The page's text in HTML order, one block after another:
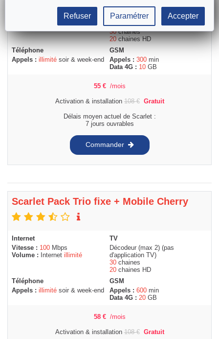
Mbps
Internetillimité
TV
Décodeur (max 2) (pas
d'application TV)
30chaines
20chaines HD
Téléphone
Appels : illimité soir & week-end
GSM
Appels : 300 min
Data 4G : 10 GB
55 € /mois
Activation & installation108€ Gratuit
Délais moyen actuel de Scarlet :
7 jours ouvrables
Commander
Scarlet Pack Trio fixe + Mobile Cherry
Internet
Vitesse : 100 Mbps
Volume :
Internet illimité
TV
Décodeur (max 2) (pas
d'application TV)
30 chaines
20 chaines HD
Téléphone
Appels : illimité soir & week-end
GSM
Appels : 600 min
Data 4G : 20 GB
58 € /mois
Activation & installation108€ Gratuit
Refuser Paramétrer Accepter